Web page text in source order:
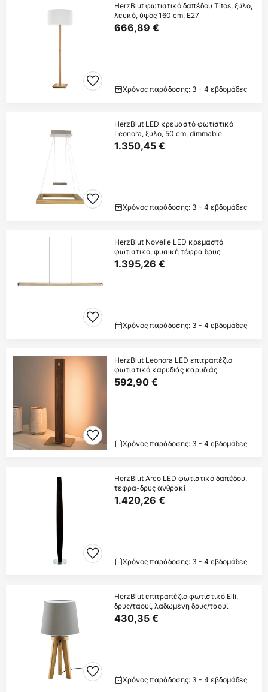
HerzBlut φωτιστικό δαπέδου Titos, ξύλο,
λευκό, ύψος 160 cm, E27
666,89 €
Χρόνος παράδοσης: 3 - 4 εβδομάδες
HerzBlut LED κρεμαστό φωτιστικό
Leonora, ξύλο, 50 cm, dimmable
1.350,45 €
Χρόνος παράδοσης: 3 - 4 εβδομάδες
HerzBlut Novelie LED κρεμαστό
φωτιστικό, φυσική τέφρα δρυς
1.395,26 €
Χρόνος παράδοσης: 3 - 4 εβδομάδες
HerzBlut Leonora LED επιτραπέζιο
φωτιστικό καρυδιάς καρυδιάς
592,90 €
Χρόνος παράδοσης: 3 - 4 εβδομάδες
HerzBlut Arco LED φωτιστικό δαπέδου,
τέφρα-δρυς ανθρακί
1.420,26 €
Χρόνος παράδοσης: 3 - 4 εβδομάδες
HerzBlut επιτραπέζιο φωτιστικό Elli,
δρυς/ταουί, λαδωμένη δρυς/ταουί
430,35 €
Χρόνος παράδοσης: 3 - 4 εβδομάδες